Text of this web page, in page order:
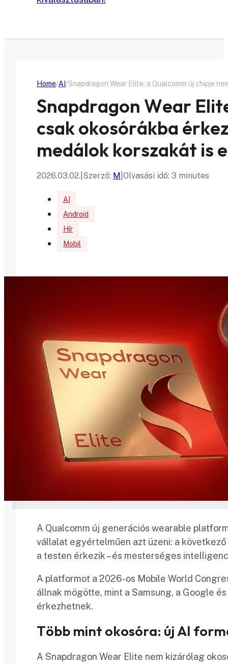
Home AI Snapdragon Wear Elite: a Qualcomm új chipje
Snapdragon Wear
csak okosórákba
medálok korszakát is
2026.03.02. Szerző: M Olvasási idő: 3 minutes
AI
Android
Hír
Mobil
A Qualcomm új generációs wearable
vállalat egyértelműen azt üzeni: a
a testen érkezik – és mesterséges
A platformot a 2026-os Mobile World
állnak mögötte, mint a Samsung, a Google
érkezhetnek.
Több mint okosóra: új AI
A Snapdragon Wear Elite nem kizárólag